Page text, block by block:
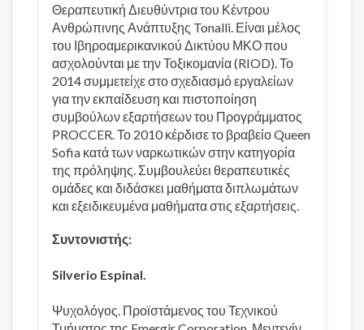
Θεραπευτική Διευθύντρια του Κέντρου
Ανθρώπινης Ανάπτυξης Tonalli. Είναι μέλος
του Ιβηροαμερικανικού Δικτύου ΜΚΟ που
ασχολούνται με την Τοξικομανία (RIOD). Το
2014 συμμετείχε στο σχεδιασμό εργαλείων
για την εκπαίδευση και πιστοποίηση
συμβούλων εξαρτήσεων του Προγράμματος
PROCCER. Το 2010 κέρδισε το βραβείο Queen
Sofia κατά των ναρκωτικών στην κατηγορία
της πρόληψης. Συμβουλεύει θεραπευτικές
ομάδες και διδάσκει μαθήματα διπλωμάτων
και εξειδικευμένα μαθήματα στις εξαρτήσεις.
Συντονιστής:
Silverio Espinal.
Ψυχολόγος. Προϊστάμενος του Τεχνικού